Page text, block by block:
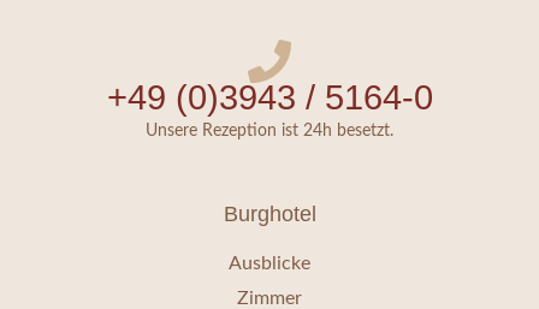
+49 (0)3943 / 5164-0
Unsere Rezeption ist 24h besetzt.
Burghotel
Ausblicke
Zimmer